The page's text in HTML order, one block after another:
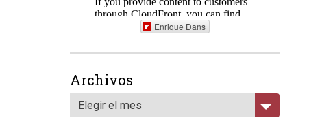
Enrique Dans
Archivos
Elegir el mes